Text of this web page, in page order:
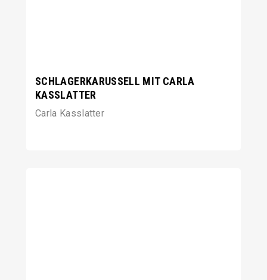
SCHLAGERKARUSSELL MIT CARLA
KASSLATTER
Carla Kasslatter